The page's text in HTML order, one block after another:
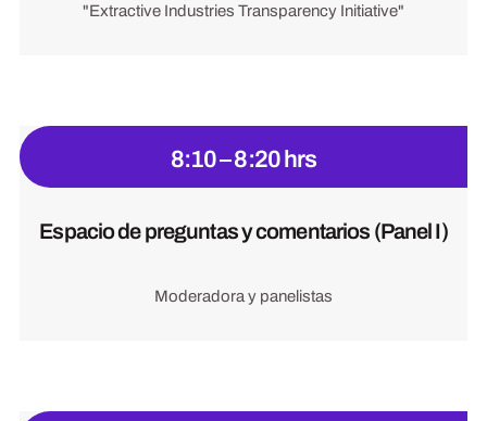
"Extractive Industries Transparency Initiative"
8:10 – 8:20 hrs
Espacio de preguntas y comentarios (Panel I)
Moderadora y panelistas